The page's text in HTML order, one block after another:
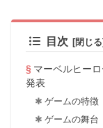
目次
マーベルヒー
発表
ゲームの特徴
ゲームの舞台